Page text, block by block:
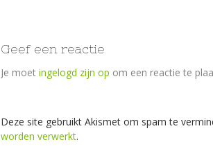
Geef een reactie
Je moet ingelogd zijn op om een reactie te
Deze site gebruikt Akismet om spam te
worden verwerkt.